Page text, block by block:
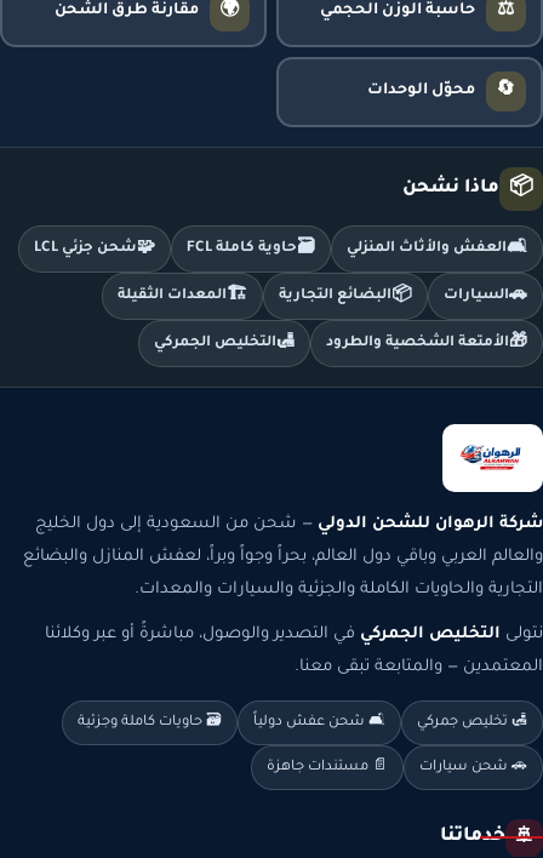
⚖️ حاسبة الوزن الحجمي 🌍 مقارنة طرق الشحن
🔄 محوّل الوحدات
📦 ماذا نشحن
🛋️العفش والأثاث المنزلي 🗃️حاوية كاملة FCL 🧩شحن جزئي LCL
🚗السيارات 📦البضائع التجارية 🏗️المعدات الثقيلة
🎁الأمتعة الشخصية والطرود 🛃التخليص الجمركي
شركة الرهوان للشحن الدولي — شحن من السعودية إلى دول الخليج
والعالم العربي وباقي دول العالم، بحراً وجواً وبراً، لعفش المنازل والبضائع
التجارية والحاويات الكاملة والجزئية والسيارات والمعدات.
نتولى التخليص الجمركي في التصدير والوصول، مباشرةً أو عبر وكلائنا
المعتمدين — والمتابعة تبقى معنا.
🛃 تخليص جمركي 🛋️ شحن عفش دولياً 🗃️ حاويات كاملة وجزئية
🚗 شحن سيارات 📄 مستندات جاهزة
🚢 خدماتنا